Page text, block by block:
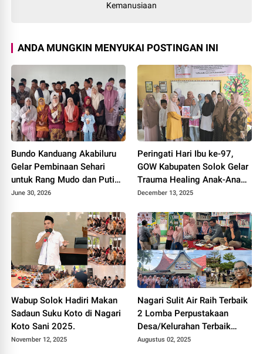
Kemanusiaan
ANDA MUNGKIN MENYUKAI POSTINGAN INI
Bundo Kanduang Akabiluru
Gelar Pembinaan Sehari
untuk Rang Mudo dan Puti
Bungsu, Tekankan Peran
Pembangunan Nagari
June 30, 2026
Peringati Hari Ibu ke-97,
GOW Kabupaten Solok Gelar
Trauma Healing Anak-Anak
Korban Bencana.
December 13, 2025
Wabup Solok Hadiri Makan
Sadaun Suku Koto di Nagari
Koto Sani 2025.
November 12, 2025
Nagari Sulit Air Raih Terbaik
2 Lomba Perpustakaan
Desa/Kelurahan Terbaik
Tingkat Sumbar Tahun 2025.
Augustus 02, 2025